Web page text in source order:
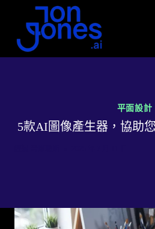
平面設計
5款AI圖像產生器，協助